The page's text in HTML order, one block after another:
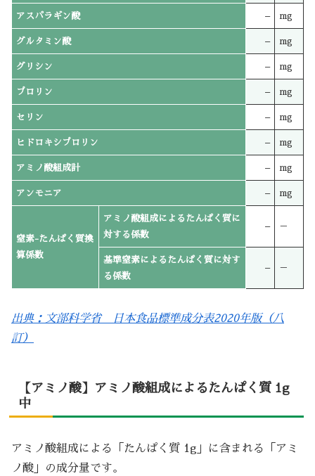
アスパラギン酸 – mg
グルタミン酸 – mg
グリシン – mg
プロリン – mg
セリン – mg
ヒドロキシプロリン – mg
アミノ酸組成計 – mg
アンモニア – mg
窒素-たんぱく質換
算係数
アミノ酸組成によるたんぱく質に
対する係数
– －
基準窒素によるたんぱく質に対す
る係数
– －
出典：文部科学省 日本食品標準成分表2020年版（八
訂）
【アミノ酸】アミノ酸組成によるたんぱく質 1g
中
アミノ酸組成による「たんぱく質 1g」に含まれる「アミ
ノ酸」の成分量です。